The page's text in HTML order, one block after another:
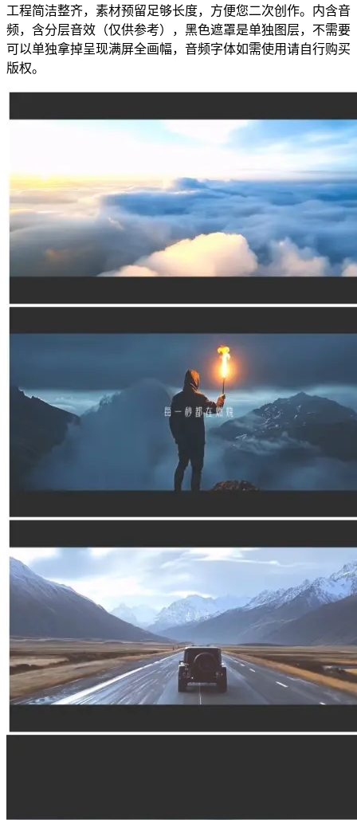
工程简洁整齐，素材预留足够长度，方便您二次创作。内含音
频，含分层音效（仅供参考），黑色遮罩是单独图层，不需要
可以单独拿掉呈现满屏全画幅，音频字体如需使用请自行购买
版权。